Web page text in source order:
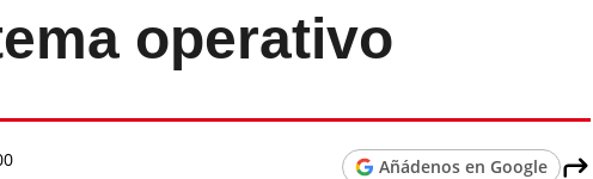
operativo
Añádenos en Google